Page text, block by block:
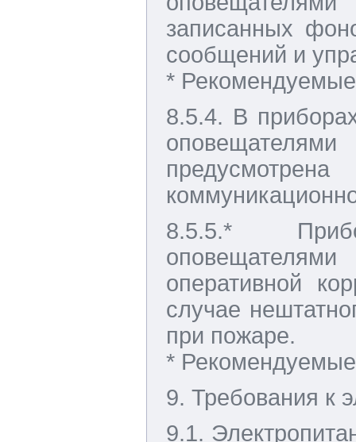
записанных
сообщений и
*
8.5.4. В
8.5.5.*
оперативной
случае
при пожаре.
*
9. Требования к
9.1.